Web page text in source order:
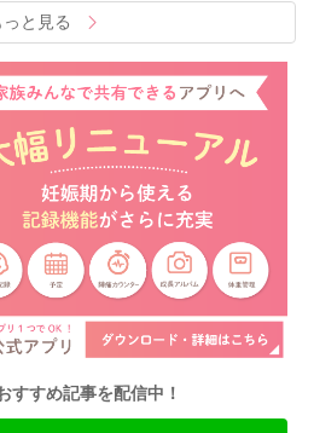
っと見る
すすめ記事を配信中！